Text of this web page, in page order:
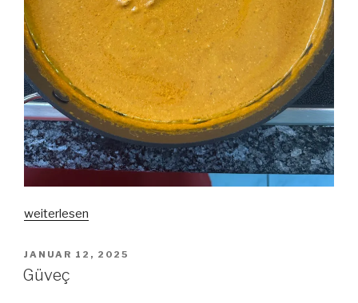
„Murgh
(Butter
Chicken)“
weiterlesen
VERÖFFENTLICHT
AM
JANUAR 12, 2025
Güveç